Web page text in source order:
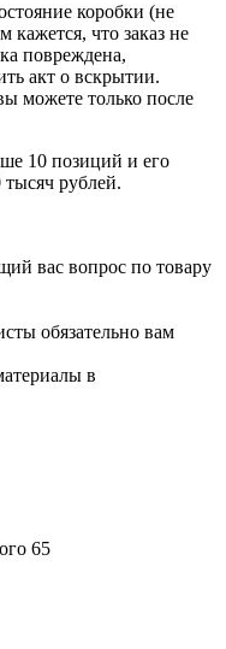
коробки (не
кажется, что заказ не
повреждена,
акт о вскрытии.
можете только после
10 позиций и его
рублей.
вас вопрос по товару
обязательно вам
в
65